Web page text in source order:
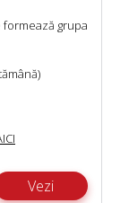
grupa
Vezi